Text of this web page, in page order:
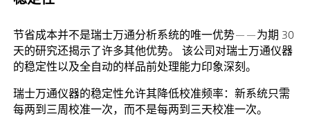
节省成本并不是瑞士万通分析系统的唯一优势——为期 30
天的研究还揭示了许多其他优势。 该公司对瑞士万通仪器
的稳定性以及全自动的样品前处理能力印象深刻。
瑞士万通仪器的稳定性允许其降低校准频率：新系统只需
每两到三周校准一次，而不是每两到三天校准一次。